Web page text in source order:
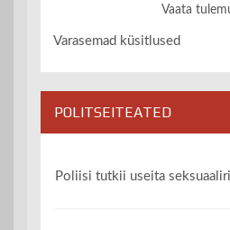
Vaata
Varasemad küsitlused
POLITSEITEATED
Poliisi tutkii useita